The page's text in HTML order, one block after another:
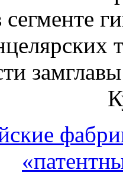
сегменте